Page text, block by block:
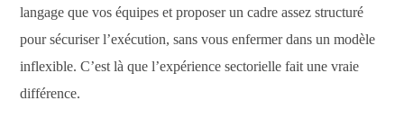
langage que vos équipes et proposer un cadre assez structuré
pour sécuriser l’exécution, sans vous enfermer dans un modèle
inflexible. C’est là que l’expérience sectorielle fait une vraie
différence.